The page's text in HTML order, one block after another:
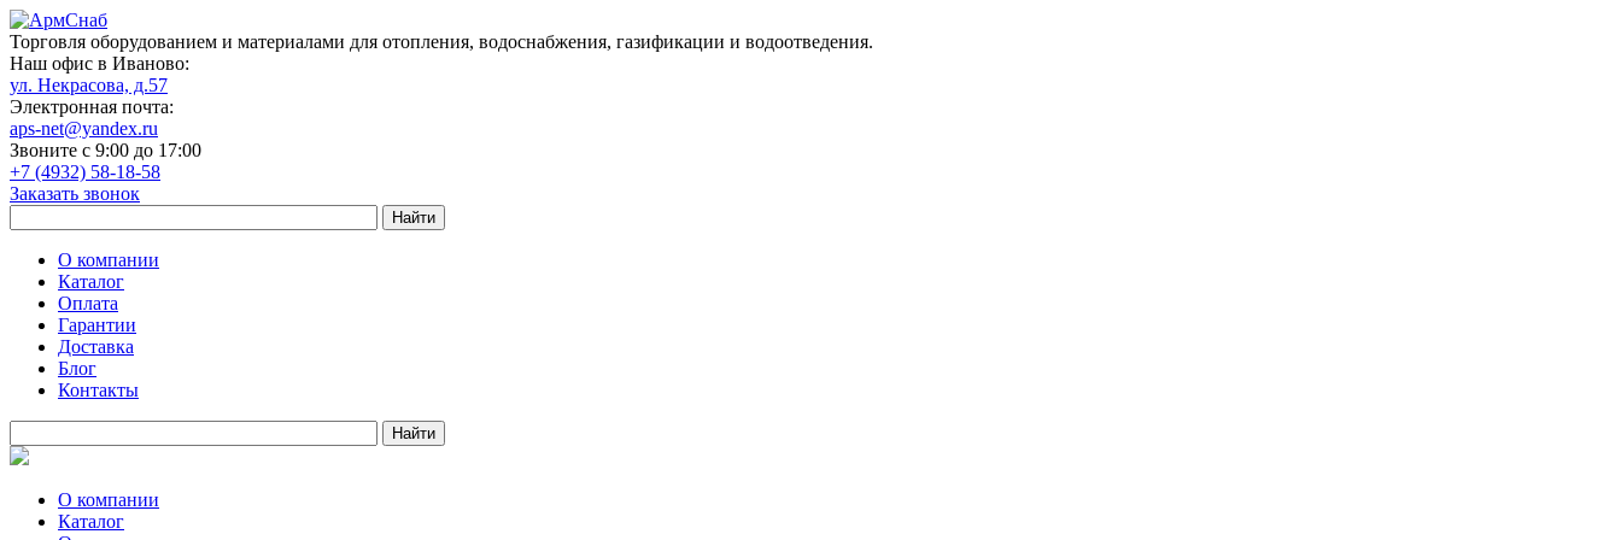
Торговля оборудованием и материалами для отопления, водоснабжения, газификации и водоотведения.
Наш офис в Иваново:
ул. Некрасова, д.57
Электронная почта:
aps-net@yandex.ru
Звоните с 9:00 до 17:00
+7 (4932) 58-18-58
Заказать звонок
О компании
Каталог
Оплата
Гарантии
Доставка
Блог
Контакты
О компании
Каталог